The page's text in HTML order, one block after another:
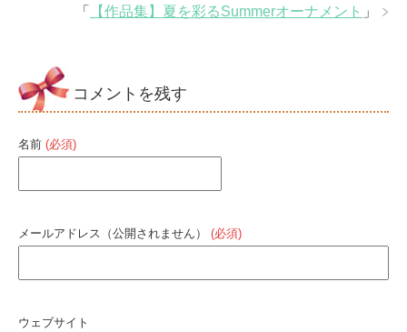
「 【作品集】夏を彩るSummerオーナメント 」
コメントを残す
名前 (必須)
メールアドレス（公開されません） (必須)
ウェブサイト